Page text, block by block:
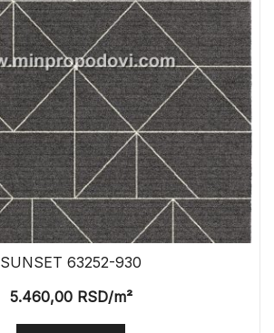
SUNSET 63252-930
5.460,00RSD/m²